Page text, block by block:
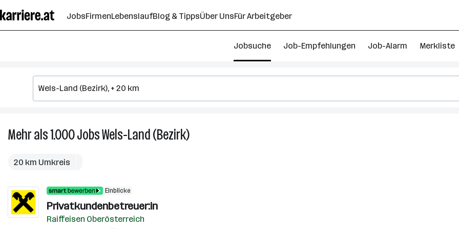
Seiteninhalt
springen
JobsFirmenLebenslaufBlog & TippsÜber UnsFür Arbeitgeber
Jobsuche Job-Empfehlungen Job-Alarm Merkliste
Mehr als 1.000JobsWels-Land (Bezirk)Mehr
20 km Umkreis
Einblicke
Privatkundenbetreuer:in
Raiffeisen Oberösterreich